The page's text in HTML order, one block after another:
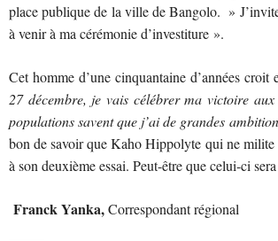
place publique de la ville de Bangolo. »
à venir à ma cérémonie d’investiture ».
Cet homme d’une cinquantaine d’années
27 décembre, je vais célébrer ma victoire
populations savent que j’ai de grandes
bon de savoir que Kaho Hippolyte qui ne milite
à son deuxième essai. Peut-être que celui-ci
Franck Yanka,Correspondant régional